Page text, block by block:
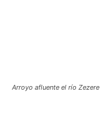
Arroyo afluente el río Zezere